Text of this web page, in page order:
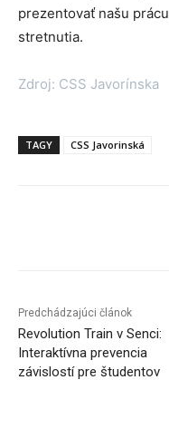
prezentovať našu
stretnutia.
Zdroj: CSS Javorínska
TAGY CSS Javorinská
Predchádzajúci článok
Revolution Train v Senci:
Interaktívna prevencia
závislostí pre študentov